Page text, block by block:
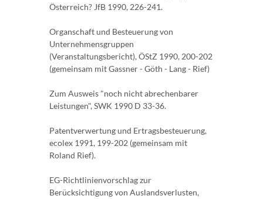
Österreich? JfB 1990, 226-241.
Organschaft und Besteuerung von
Unternehmensgruppen
(Veranstaltungsbericht), ÖStZ 1990, 200-202
(gemeinsam mit Gassner - Göth - Lang - Rief)
Zum Ausweis "noch nicht abrechenbarer
Leistungen", SWK 1990 D 33-36.
Patentverwertung und Ertragsbesteuerung,
ecolex 1991, 199-202 (gemeinsam mit
Roland Rief).
EG-Richtlinienvorschlag zur
Berücksichtigung von Auslandsverlusten,